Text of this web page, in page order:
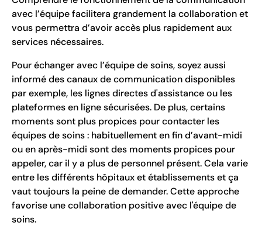
avec l’équipe facilitera grandement la collaboration et
vous permettra d’avoir accès plus rapidement aux
services nécessaires.
Pour échanger avec l’équipe de soins, soyez aussi
informé des canaux de communication disponibles
par exemple, les lignes directes d'assistance ou les
plateformes en ligne sécurisées. De plus, certains
moments sont plus propices pour contacter les
équipes de soins : habituellement en fin d’avant-midi
ou en après-midi sont des moments propices pour
appeler, car il y a plus de personnel présent. Cela varie
entre les différents hôpitaux et établissements et ça
vaut toujours la peine de demander. Cette approche
favorise une collaboration positive avec l'équipe de
soins.